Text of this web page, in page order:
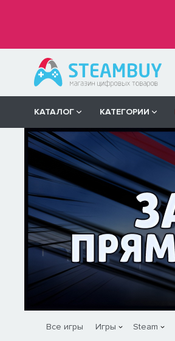
КАТАЛОГ КАТЕГОРИИ
Все игры Игры Steam